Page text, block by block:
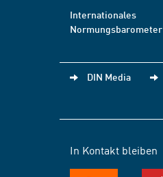
Internationales
Normungsbarometer
DIN Media
In Kontakt bleiben